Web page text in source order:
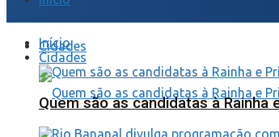
Cidades
Início
Cidades
Quem são as candidatas à Rainha